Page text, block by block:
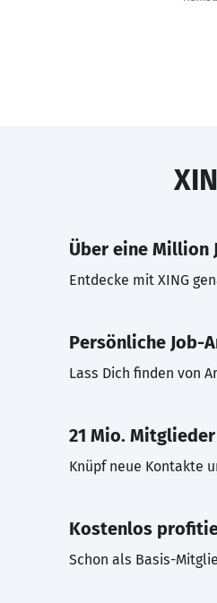
Über eine Million
Entdecke mit XING
Persönliche Job-
Lass Dich finden von
21 Mio. Mitglieder
Knüpf neue Kontakte
Kostenlos
Schon als Basis-